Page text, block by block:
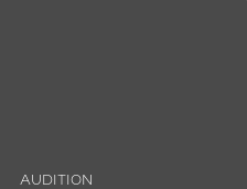
AUDITION